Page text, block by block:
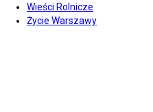
Wieści Rolnicze
Życie Warszawy